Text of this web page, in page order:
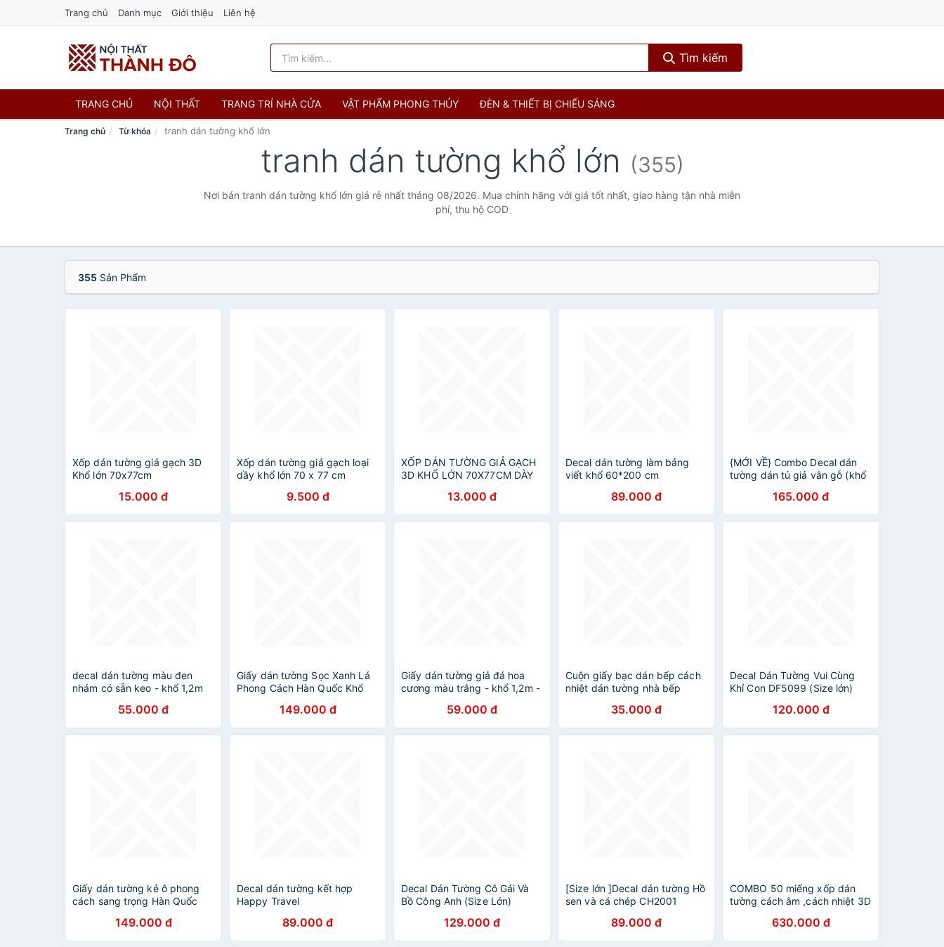
Trang chủ Danh mục Giới thiệu Liên hệ
Tìm kiếm
TRANG CHỦ NỘI THẤT TRANG TRÍ NHÀ CỬA VẬT PHẨM PHONG THỦY ĐÈN & THIẾT BỊ CHIẾU SÁNG
Trang chủ Từ khóa tranh dán tường khổ lớn
tranh dán tường khổ lớn (355)
Nơi bán tranh dán tường khổ lớn giá rẻ nhất tháng 08/2026. Mua chính hãng với giá tốt nhất, giao hàng tận nhà miễn
phí, thu hộ COD
355 Sản Phẩm
Xốp dán tường giả gạch 3D
Khổ lớn 70x77cm
15.000 đ
Xốp dán tường giả gạch loại
dầy khổ lớn 70 x 77 cm
9.500 đ
XỐP DÁN TƯỜNG GIẢ GẠCH
3D KHỔ LỚN 70X77CM DÀY
13.000 đ
Decal dán tường làm bảng
viết khổ 60*200 cm
89.000 đ
{MỚI VỀ} Combo Decal dán
tường dán tủ giả vân gỗ (khổ
165.000 đ
decal dán tường màu đen
nhám có sẵn keo - khổ 1,2m
55.000 đ
Giấy dán tường Sọc Xanh Lá
Phong Cách Hàn Quốc Khổ
149.000 đ
Giấy dán tường giả đá hoa
cương màu trắng - khổ 1,2m -
59.000 đ
Cuộn giấy bạc dán bếp cách
nhiệt dán tường nhà bếp
khổ 60cm)35.000 đ
Decal Dán Tường Vui Cùng
Khỉ Con DF5099 (Size lớn)
120.000 đ
Giấy dán tường kẻ ô phong
cách sang trọng Hàn Quốc
cuộn)HPMWallpaper
149.000 đ
Decal dán tường kết hợp
Happy Travel
89.000 đ
Decal Dán Tường Cô Gái Và
Bồ Công Anh (Size Lớn)
129.000 đ
[Size lớn ]Decal dán tường Hồ
sen và cá chép CH2001
89.000 đ
COMBO 50 miếng xốp dán
tường cách âm ,cách nhiệt 3D
70x77cm630.000 đ